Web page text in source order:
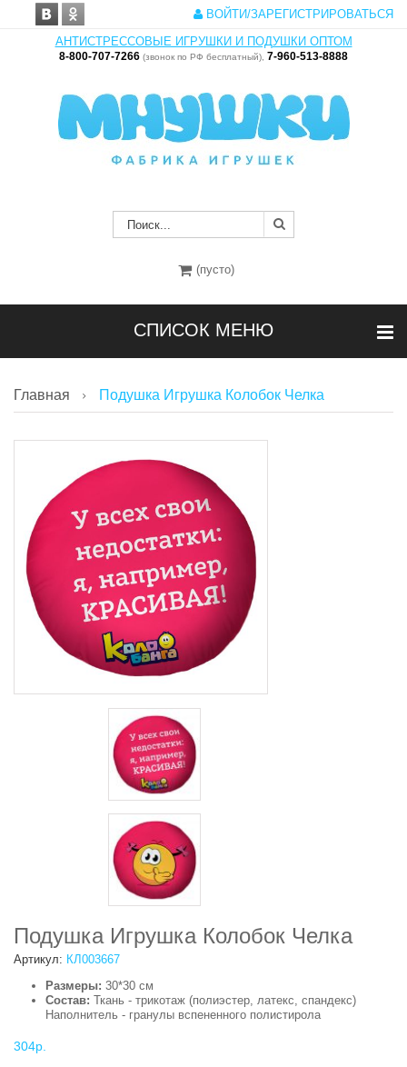
ВОЙТИ/ЗАРЕГИСТРИРОВАТЬСЯ
АНТИСТРЕССОВЫЕ ИГРУШКИ И ПОДУШКИ ОПТОМ
8-800-707-7266 (звонок по РФ бесплатный), 7-960-513-8888
(пусто)
СПИСОК МЕНЮ
Главная Подушка Игрушка Колобок Челка
Подушка Игрушка Колобок Челка
Артикул: КЛ003667
Размеры: 30*30 см
Состав: Ткань - трикотаж (полиэстер, латекс, спандекс)
Наполнитель - гранулы вспененного полистирола
304р.